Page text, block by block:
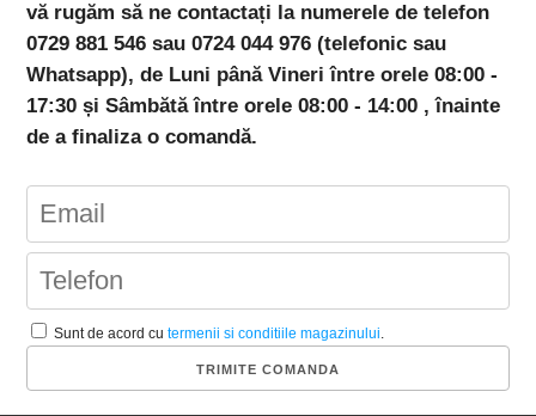
vă rugăm să ne contactați la numerele de telefon
0729 881 546 sau 0724 044 976 (telefonic sau
Whatsapp), de Luni până Vineri între orele 08:00 -
17:30 și Sâmbătă între orele 08:00 - 14:00 , înainte
de a finaliza o comandă.
Sunt de acord cutermenii si conditiile magazinului.